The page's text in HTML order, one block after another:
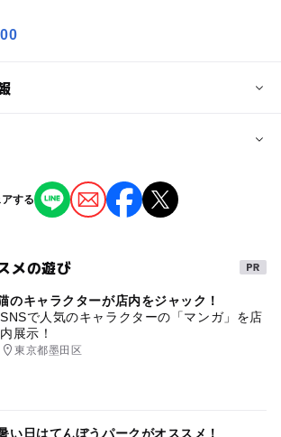
6歳(幼児) 小学生 中学生･高校生
街なかイベント
花をまく アートプロジェクト
する
メの遊び
のキャラクターが店内をジャック！
SNSで人気のキャラクターの「マンガ」を店
内展示！
東京都墨田区
い日はてんぼうパークがオススメ！